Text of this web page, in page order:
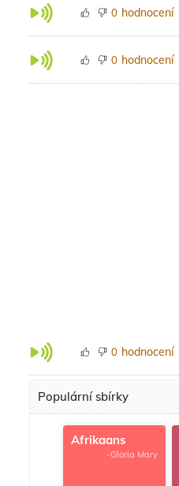
0 hodnocení
0 hodnocení
0 hodnocení
Populární sbírky
Afrikaans
-Gloria Mary